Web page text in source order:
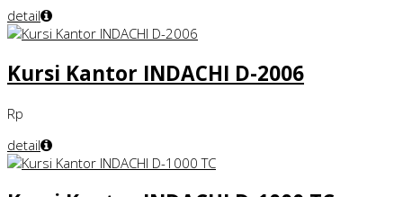
detail
Kursi Kantor INDACHI D-2006
Rp
detail